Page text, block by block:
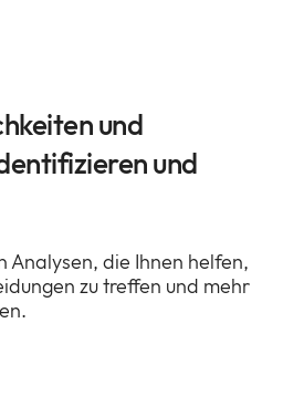
und
und
Analysen, die Ihnen helfen,
zu treffen und mehr